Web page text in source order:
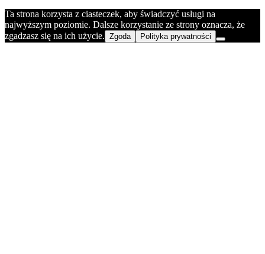
Ta strona korzysta z ciasteczek, aby świadczyć usługi na
najwyższym poziomie. Dalsze korzystanie ze strony oznacza, że
zgadzasz się na ich użycie. Zgoda Polityka prywatności